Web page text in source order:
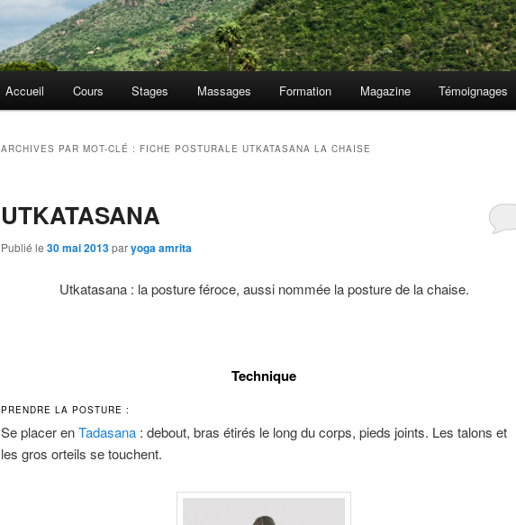
Accueil Cours Stages Massages Formation Magazine Témoignages
ARCHIVES PAR MOT-CLÉ : FICHE POSTURALE UTKATASANA LA CHAISE
UTKATASANA
Publié le 30 mai 2013paryoga amrita
Utkatasana : la posture féroce, aussi nommée la posture de la chaise.
Technique
PRENDRE LA POSTURE :
Se placer enTadasana : debout, bras étirés le long du corps, pieds joints. Les talons et
les gros orteils se touchent.